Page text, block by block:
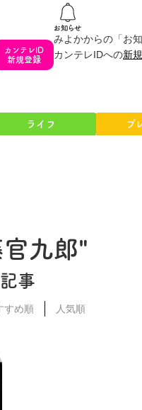
カンテレID
新規登録
みよかからの「お
カンテレIDへの新
ライフ プ
九郎"
事
すめ順 人気順